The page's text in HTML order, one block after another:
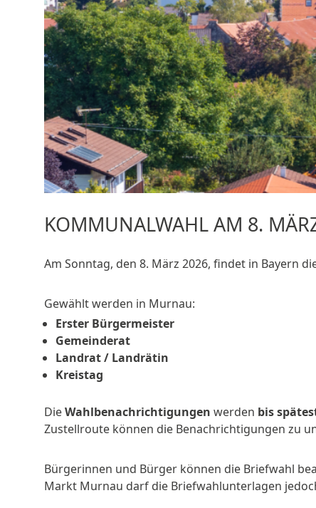
KOMMUNALWAHL AM 8.
Am Sonntag, den 8. März 2026, findet in Bayern
Gewählt werden in Murnau:
Erster Bürgermeister
Gemeinderat
Landrat / Landrätin
Kreistag
DieWahlbenachrichtigungen werden bis
Zustellroute können die Benachrichtigungen zu
Bürgerinnen und Bürger können die Briefwahl
Markt Murnau darf die Briefwahlunterlagen